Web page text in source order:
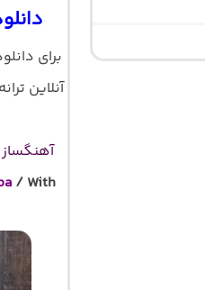
برای
آنلاین
آهنگساز
/ With